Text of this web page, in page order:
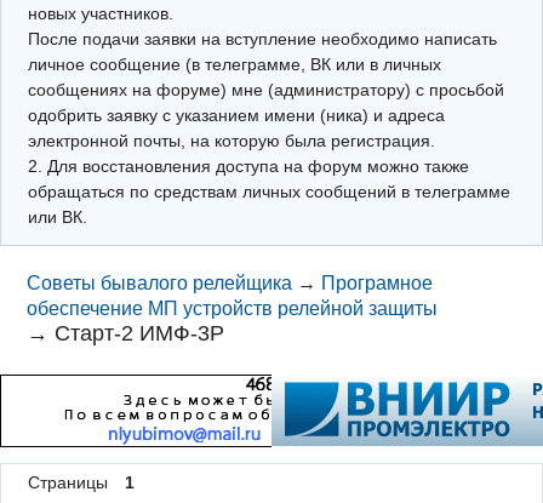
Видео РЗиА
Фотохостинг
Телеграм
новых участников.
После подачи заявки на вступление необходимо написать
личное сообщение (в телеграмме, ВК или в личных
сообщениях на форуме) мне (администратору) с просьбой
одобрить заявку с указанием имени (ника) и адреса
электронной почты, на которую была регистрация.
2. Для восстановления доступа на форум можно также
обращаться по средствам личных сообщений в телеграмме
или ВК.
Советы бывалого релейщика → Програмное
обеспечение МП устройств релейной защиты
→ Старт-2 ИМФ-3Р
Страницы
1